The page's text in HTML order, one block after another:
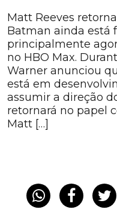
Matt Reeves
Batman ainda está
principalmente
no HBO Max.
Warner anunciou
está em
assumir a direção
retornará no papel
Matt […]